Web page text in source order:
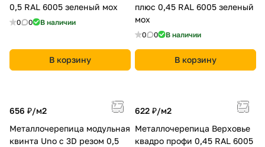
0,5 RAL 6005 зеленый мох
0 0 В наличии
В корзину
плюс 0,45 RAL 6005 зеленый
мох
0 0 В наличии
В корзину
656 ₽/м2
Металлочерепица модульная
квинта Uno c 3D резом 0,5
622 ₽/м2
Металлочерепица Верховье
квадро профи 0,45 RAL 6005